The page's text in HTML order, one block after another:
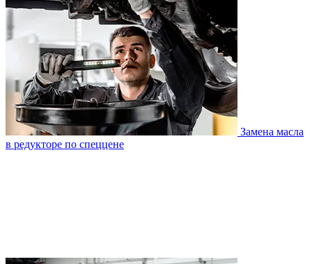
Замена масла
в редукторе по спеццене